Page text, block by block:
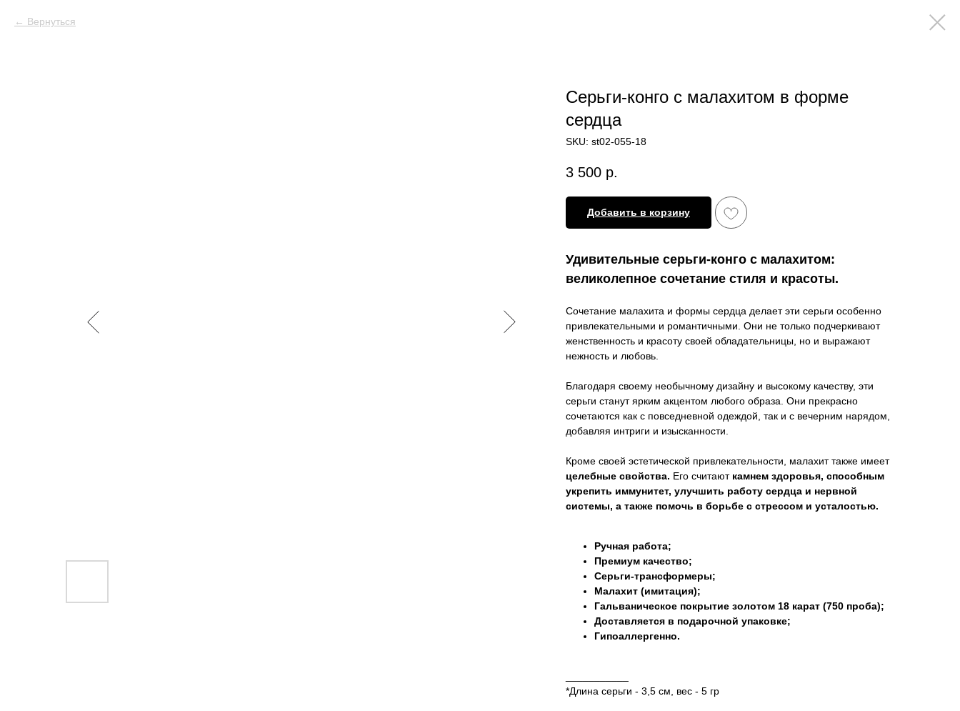
Вернуться
Серьги-конго с малахитом в форме
сердца
SKU: st02-055-18
3 500 р.
Добавить в корзину
Удивительные серьги-конго с малахитом:
великолепное сочетание стиля и красоты.
Сочетание малахита и формы сердца делает эти серьги особенно
привлекательными и романтичными. Они не только подчеркивают
женственность и красоту своей обладательницы, но и выражают
нежность и любовь.
Благодаря своему необычному дизайну и высокому качеству, эти
серьги станут ярким акцентом любого образа. Они прекрасно
сочетаются как с повседневной одеждой, так и с вечерним нарядом,
добавляя интриги и изысканности.
Кроме своей эстетической привлекательности, малахит также имеет
целебные свойства. Его считают камнем здоровья, способным
укрепить иммунитет, улучшить работу сердца и нервной
системы, а также помочь в борьбе с стрессом и усталостью.
Ручная работа;
Премиум качество;
Серьги-трансформеры;
Малахит (имитация);
Гальваническое покрытие золотом 18 карат (750 проба);
Доставляется в подарочной упаковке;
Гипоаллергенно.
*Длина серьги - 3,5 см, вес - 5 гр